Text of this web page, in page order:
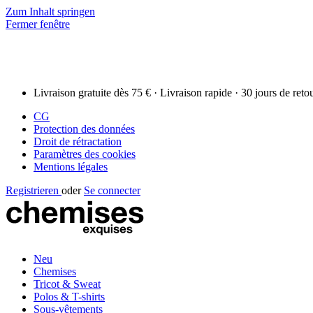
Zum Inhalt springen
Fermer fenêtre
Livraison gratuite dès 75 € · Livraison rapide · 30 jours de
CG
Protection des données
Droit de rétractation
Paramètres des cookies
Mentions légales
Registrieren oder Se connecter
Neu
Chemises
Tricot & Sweat
Polos & T-shirts
Sous-vêtements